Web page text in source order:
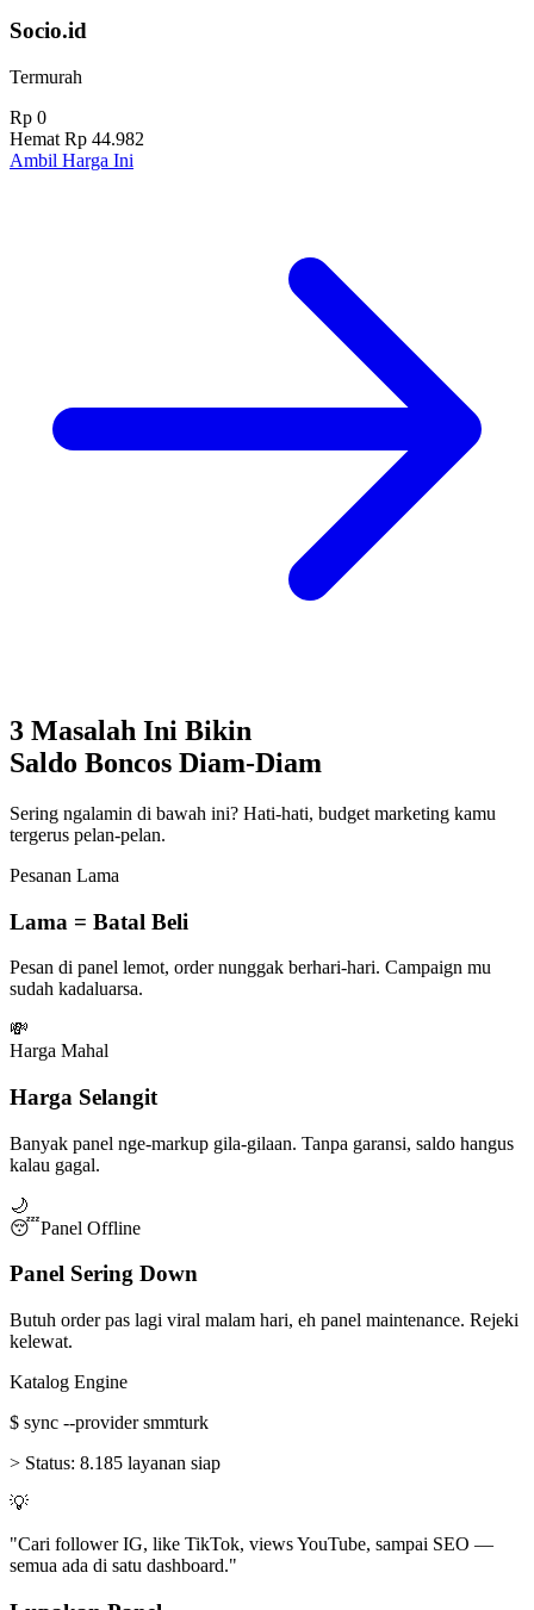
Socio.id
Termurah
Rp 0
Hemat Rp 44.982
Ambil Harga Ini
3 Masalah Ini Bikin
Saldo Boncos Diam-Diam
Sering ngalamin di bawah ini? Hati-hati, budget marketing kamu
tergerus pelan-pelan.
Pesanan Lama
Lama = Batal Beli
Pesan di panel lemot, order nunggak berhari-hari. Campaign mu
sudah kadaluarsa.
💸
Harga Mahal
Harga Selangit
Banyak panel nge-markup gila-gilaan. Tanpa garansi, saldo hangus
kalau gagal.
🌙
😴Panel Offline
Panel Sering Down
Butuh order pas lagi viral malam hari, eh panel maintenance. Rejeki
kelewat.
Katalog Engine
$ sync --provider smmturk
> Status: 8.185 layanan siap
💡
"Cari follower IG, like TikTok, views YouTube, sampai SEO —
semua ada di satu dashboard."